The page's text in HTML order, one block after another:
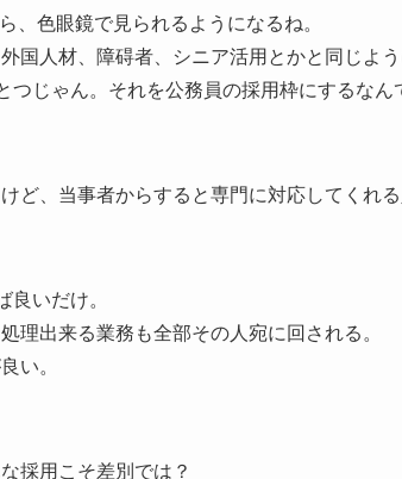
、色眼鏡で見られるようになるね。
国人材、障碍者、シニア活用とかと同じよ
つじゃん。それを公務員の採用枠にするなん
ど、当事者からすると専門に対応してくれ
良いだけ。
理出来る業務も全部その人宛に回される。
い。
採用こそ差別では？